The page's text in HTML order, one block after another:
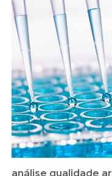
análise qualidade ar